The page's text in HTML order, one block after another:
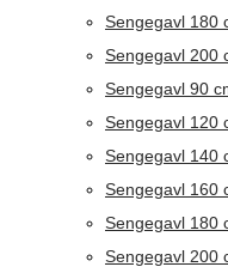
Sengegavl 180
Sengegavl 200
Sengegavl 90
Sengegavl 120
Sengegavl 140
Sengegavl 160
Sengegavl 180
Sengegavl 200